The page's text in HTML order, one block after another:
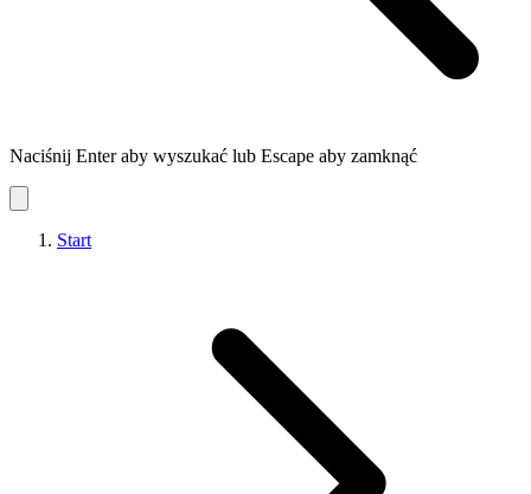
Naciśnij Enter aby wyszukać lub Escape aby zamknąć
Start